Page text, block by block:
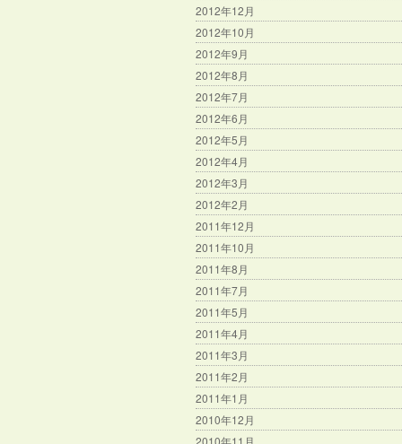
2012年12月
2012年10月
2012年9月
2012年8月
2012年7月
2012年6月
2012年5月
2012年4月
2012年3月
2012年2月
2011年12月
2011年10月
2011年8月
2011年7月
2011年5月
2011年4月
2011年3月
2011年2月
2011年1月
2010年12月